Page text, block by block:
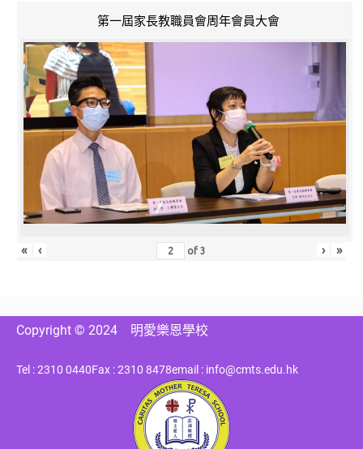
第一屆家長教職員會周年會員大會
« ‹ of3 › »
Copyright © 2024 明愛樂恩學校
Tel : 2310 0440Fax : 2310 8478email : info@cmts.edu.hk